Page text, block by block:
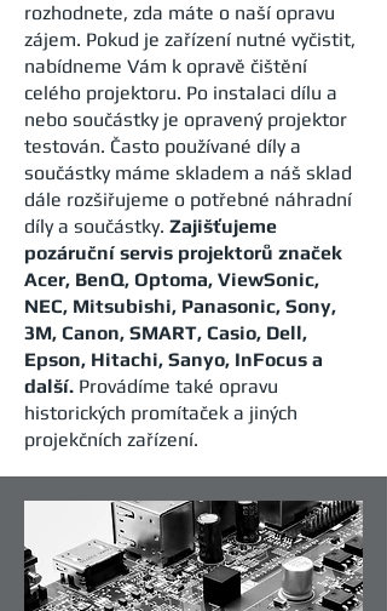
rozhodnete, zda máte o naší opravu
zájem. Pokud je zařízení nutné vyčistit,
nabídneme Vám k opravě čištění
celého projektoru. Po instalaci dílu a
nebo součástky je opravený projektor
testován. Často používané díly a
součástky máme skladem a náš sklad
dále rozšiřujeme o potřebné náhradní
díly a součástky. Zajišťujeme
pozáruční servis projektorů značek
Acer, BenQ, Optoma, ViewSonic,
NEC, Mitsubishi, Panasonic, Sony,
3M, Canon, SMART, Casio, Dell,
Epson, Hitachi, Sanyo, InFocus a
další. Provádíme také opravu
historických promítaček a jiných
projekčních zařízení.